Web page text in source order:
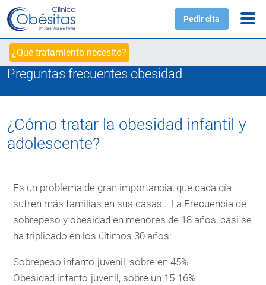
Pedir cita
¿Qué tratamiento necesito?
Preguntas frecuentes obesidad
¿Cómo tratar la obesidad infantil y
adolescente?
Es un problema de gran importancia, que cada día
sufren más familias en sus casas… La Frecuencia de
sobrepeso y obesidad en menores de 18 años, casi se
ha triplicado en los últimos 30 años:
Sobrepeso infanto-juvenil, sobre en 45%
Obesidad infanto-juvenil, sobre un 15-16%